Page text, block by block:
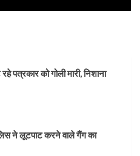
पत्रकार को गोली मारी, निशाना
ने लूटपाट करने वाले गैंग का